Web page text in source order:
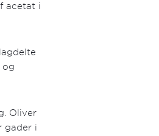
acetat i
og
Oliver
gader i